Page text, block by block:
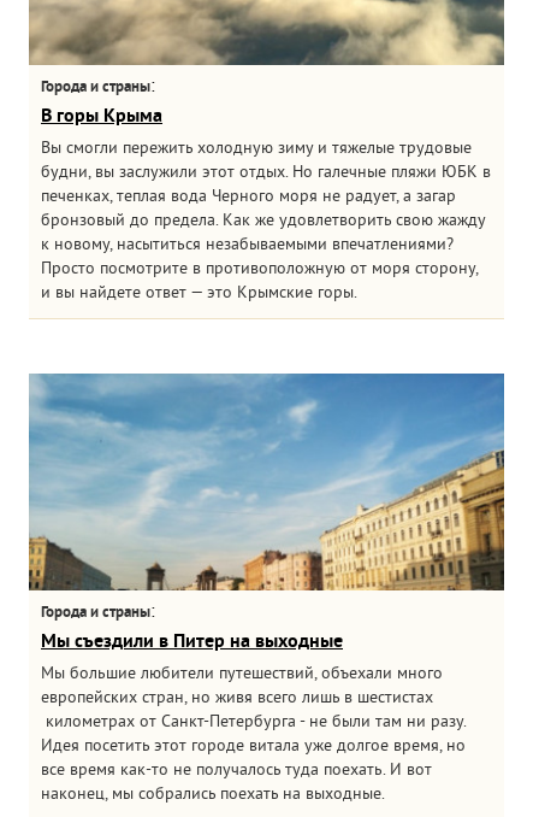
Города и страны:
В горы Крыма
Вы смогли пережить холодную зиму и тяжелые трудовые
будни, вы заслужили этот отдых. Но галечные пляжи ЮБК в
печенках, теплая вода Черного моря не радует, а загар
бронзовый до предела. Как же удовлетворить свою жажду
к новому, насытиться незабываемыми впечатлениями?
Просто посмотрите в противоположную от моря сторону,
и вы найдете ответ — это Крымские горы.
Города и страны:
Мы съездили в Питер на выходные
Мы большие любители путешествий, объехали много
европейских стран, но живя всего лишь в шестистах
километрах от Санкт-Петербурга - не были там ни разу.
Идея посетить этот городе витала уже долгое время, но
все время как-то не получалось туда поехать. И вот
наконец, мы собрались поехать на выходные.